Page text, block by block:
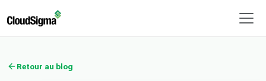
Retour au blog